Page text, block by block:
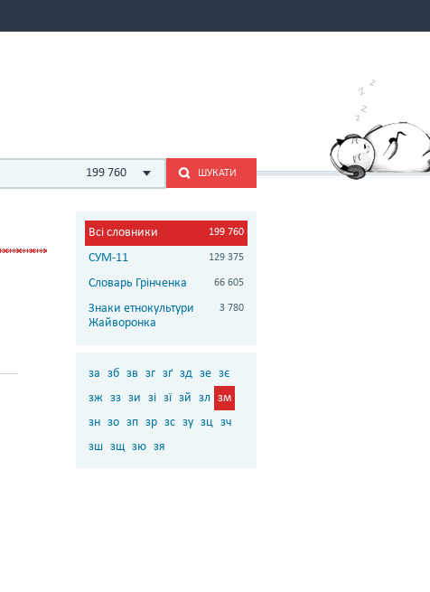
199 760 ШУКАТИ
Всі словники 199 760
СУМ-11 129 375
Словарь Грінченка 66 605
Знаки етнокультури
Жайворонка
3 780
за зб зв зг зґ зд зе зє
зж зз зи зі зї зй зл зм
зн зо зп зр зс зу зц зч
зш зщ зю зя